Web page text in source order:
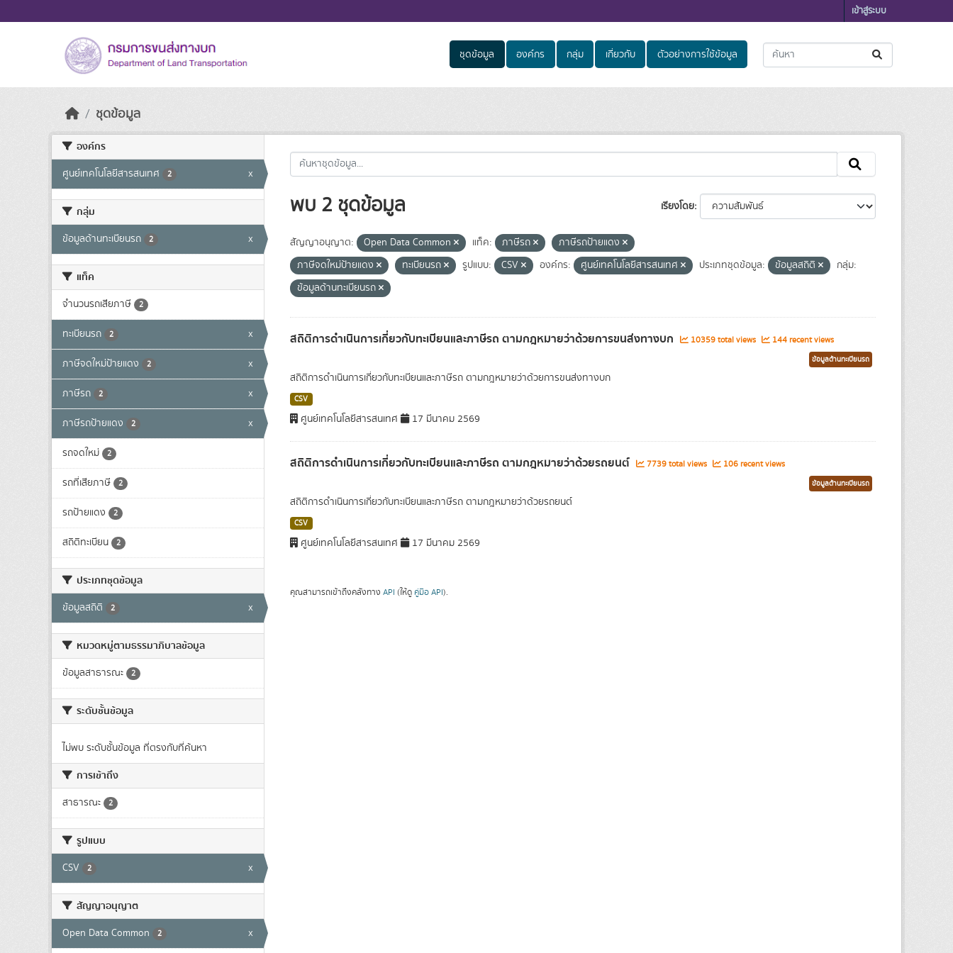
เข้าสู่ระบบ
ชุดข้อมูล องค์กร กลุ่ม เกี่ยวกับ ตัวอย่างการใช้ข้อมูล
ชุดข้อมูล
องค์กร
ศูนย์เทคโนโลยีสารสนเทศ 2 x
กลุ่ม
ข้อมูลด้านทะเบียนรถ 2 x
แท็ค
จำนวนรถเสียภาษี 2
ทะเบียนรถ 2 x
ภาษีจดใหม่ป้ายแดง 2 x
ภาษีรถ 2 x
ภาษีรถป้ายแดง 2 x
รถจดใหม่ 2
รถที่เสียภาษี 2
รถป้ายแดง 2
สถิติทะเบียน 2
ประเภทชุดข้อมูล
ข้อมูลสถิติ 2 x
หมวดหมู่ตามธรรมาภิบาลข้อมูล
ข้อมูลสาธารณะ 2
ระดับชั้นข้อมูล
ไม่พบ ระดับชั้นข้อมูล ที่ตรงกับที่ค้นหา
การเข้าถึง
สาธารณะ 2
รูปแบบ
CSV 2 x
สัญญาอนุญาต
Open Data Common 2 x
เรียงโดย
พบ 2 ชุดข้อมูล
สัญญาอนุญาต: Open Data Common แท็ค: ภาษีรถ
ภาษีรถป้ายแดง
ภาษีจดใหม่ป้ายแดง
ทะเบียนรถ รูปแบบ: CSV องค์กร: ศูนย์เทคโนโลยีสารสนเทศ ประเภทชุดข้อมูล: ข้อมูลสถิติ
กลุ่ม:
ข้อมูลด้านทะเบียนรถ
สถิติการดำเนินการเกี่ยวกับทะเบียนและภาษีรถ ตามกฎหมายว่าด้วยการขนส่งทางบก 10359 total views 144 recent views
ข้อมูลด้านทะเบียนรถ
สถิติการดำเนินการเกี่ยวกับทะเบียนและภาษีรถ ตามกฎหมายว่าด้วยการขนส่งทางบก
CSV
ศูนย์เทคโนโลยีสารสนเทศ 17 มีนาคม 2569
สถิติการดำเนินการเกี่ยวกับทะเบียนและภาษีรถ ตามกฎหมายว่าด้วยรถยนต์ 7739 total views 106 recent views
ข้อมูลด้านทะเบียนรถ
สถิติการดำเนินการเกี่ยวกับทะเบียนและภาษีรถ ตามกฎหมายว่าด้วยรถยนต์
CSV
ศูนย์เทคโนโลยีสารสนเทศ 17 มีนาคม 2569
คุณสามารถเข้าถึงคลังทาง API (ให้ดู คู่มือ API).